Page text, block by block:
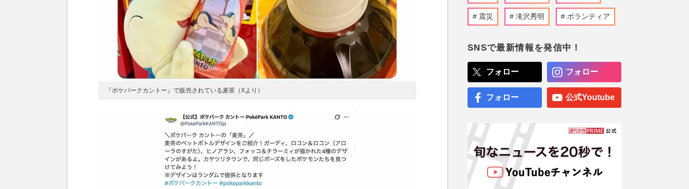
『ポケパークカントー』で販売されている麦茶（Xより）
震災 滝沢秀明 ボランティア
SNSで最新情報を発信中！
フォロー フォロー
フォロー 公式Youtube